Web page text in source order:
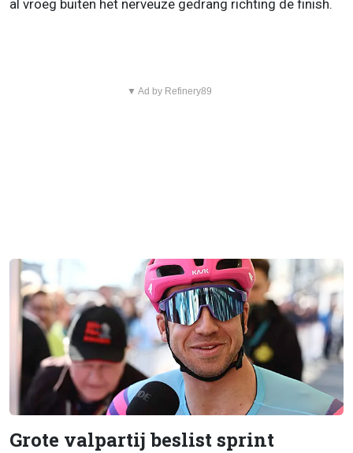
al vroeg buiten het nerveuze gedrang richting de finish.
▼ Ad by Refinery89
Grote valpartij beslist sprint